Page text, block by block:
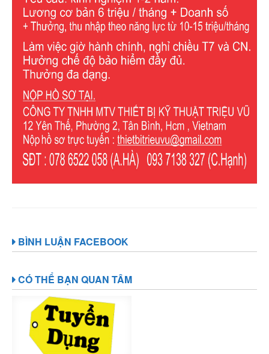
BÌNH LUẬN FACEBOOK
CÓ THỂ BẠN QUAN TÂM